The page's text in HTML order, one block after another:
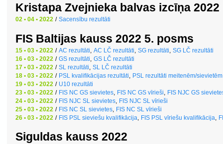
Kristapa Zvejnieka balvas izcīņa 2022
02 • 04 • 2022 / Sacensību rezultāti
FIS Baltijas kauss 2022 5. posms
15 • 03 • 2022 / AC rezultāti AC LČ rezultāti SG rezultāti SG LČ rezultāti
16 • 03 • 2022 / GS rezultāti GS LČ rezultāti
17 • 03 • 2022 / SL rezultāti SL LČ rezultāti
18 • 03 • 2022 / PSL kvalifikācijas rezultāti PSL rezultāti meitenēm/sievietēm
19 • 03 • 2022 / U10 rezultāti
23 • 03 • 2022 / FIS NC GS sievietes FIS NC GS vīrieši
FIS NJC GS
24 • 03 • 2022 / FIS NJC SL sievietes FIS NJC SL vīrieši
25 • 03 • 2022 / FIS NC SL sievietes FIS NC SL vīrieši
26 • 03 • 2022 / FIS PSL sieviešu kvalifikācija FIS PSL vīriešu kvalifikācija
Siguldas kauss 2022